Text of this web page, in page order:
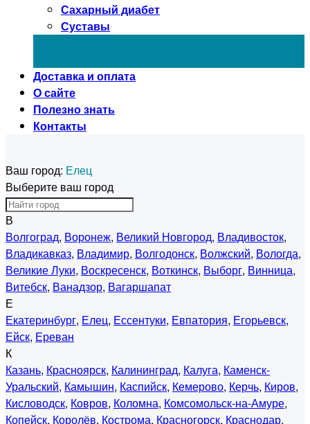
Сахарный диабет
Суставы
Доставка и оплата
О сайте
Полезно знать
Контакты
Ваш город: Елец
Выберите ваш город
В
Волгоград, Воронеж, Великий Новгород, Владивосток,
Владикавказ, Владимир, Волгодонск, Волжский, Вологда,
Великие Луки, Воскресенск, Воткинск, Выборг, Винница,
Витебск, Ванадзор, Вагаршапат
Е
Екатеринбург, Елец, Ессентуки, Евпатория, Егорьевск,
Ейск, Ереван
К
Казань, Красноярск, Калининград, Калуга, Каменск-
Уральский, Камышин, Каспийск, Кемерово, Керчь, Киров,
Кисловодск, Ковров, Коломна, Комсомольск-на-Амуре,
Копейск, Королёв, Кострома, Красногорск, Краснодар,